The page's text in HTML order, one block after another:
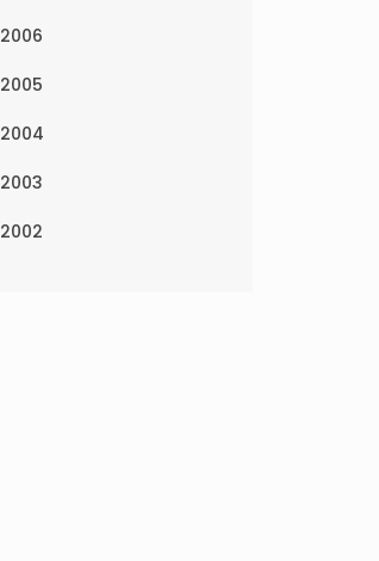
2006
2005
2004
2003
2002